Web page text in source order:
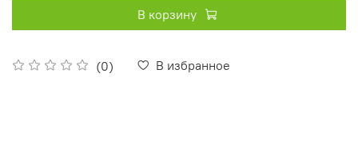
(0) В избранное
В корзину